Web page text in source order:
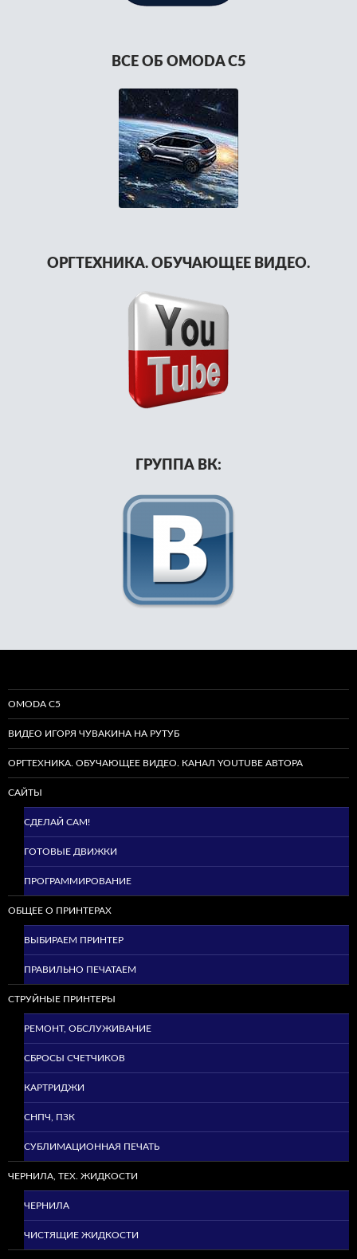
ВСЕ ОБ OMODA C5
ОРГТЕХНИКА. ОБУЧАЮЩЕЕ ВИДЕО.
ГРУППА ВК:
OMODA C5
ВИДЕО ИГОРЯ ЧУВАКИНА НА РУТУБ
ОРГТЕХНИКА. ОБУЧАЮЩЕЕ ВИДЕО. КАНАЛ YOUTUBE АВТОРА
САЙТЫ
СДЕЛАЙ САМ!
ГОТОВЫЕ ДВИЖКИ
ПРОГРАММИРОВАНИЕ
ОБЩЕЕ О ПРИНТЕРАХ
ВЫБИРАЕМ ПРИНТЕР
ПРАВИЛЬНО ПЕЧАТАЕМ
СТРУЙНЫЕ ПРИНТЕРЫ
РЕМОНТ, ОБСЛУЖИВАНИЕ
СБРОСЫ СЧЕТЧИКОВ
КАРТРИДЖИ
СНПЧ, ПЗК
СУБЛИМАЦИОННАЯ ПЕЧАТЬ
ЧЕРНИЛА, ТЕХ. ЖИДКОСТИ
ЧЕРНИЛА
ЧИСТЯЩИЕ ЖИДКОСТИ